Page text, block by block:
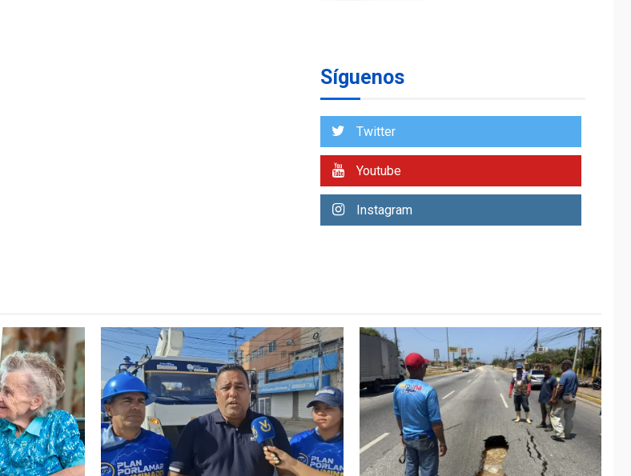
Plan de contingencia
7
US$183.000 millones
para alcanzar 3
millones de bdp
1
REGIONALES ÚLTIMA HORA
Libro de Guadalupe
Burelli eleva sus
velas en Margarita
Síguenos
Twitter
Youtube
Instagram